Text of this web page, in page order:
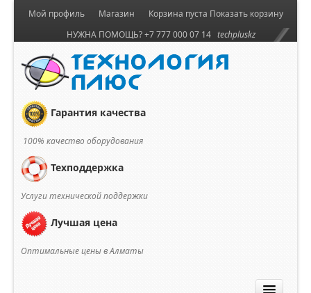
Корзина пуста Показать корзину
Мой профиль
Магазин
НУЖНА ПОМОЩЬ? +7 777 000 07 14 techpluskz
Гарантия качества
100% качество оборудования
Техподдержка
Услуги технической поддержки
Лучшая цена
Оптимальные цены в Алматы